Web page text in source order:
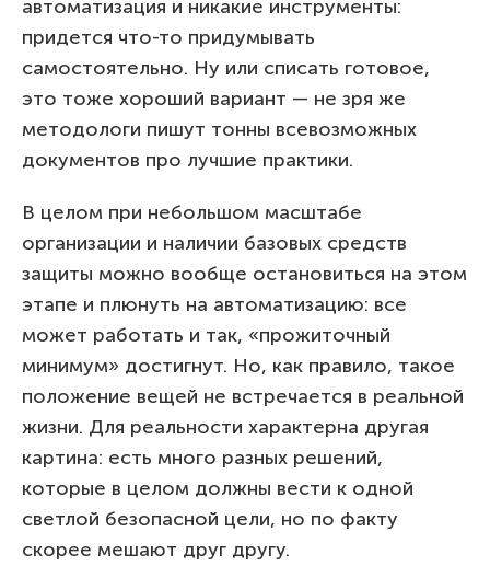
автоматизация и никакие инструменты:
придется что-то придумывать
самостоятельно. Ну или списать готовое,
это тоже хороший вариант — не зря же
методологи пишут тонны всевозможных
документов про лучшие практики.
В целом при небольшом масштабе
организации и наличии базовых средств
защиты можно вообще остановиться на этом
этапе и плюнуть на автоматизацию: все
может работать и так, «прожиточный
минимум» достигнут. Но, как правило, такое
положение вещей не встречается в реальной
жизни. Для реальности характерна другая
картина: есть много разных решений,
которые в целом должны вести к одной
светлой безопасной цели, но по факту
скорее мешают друг другу.